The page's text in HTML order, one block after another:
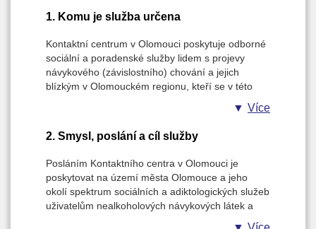
1. Komu je služba určena
Kontaktní centrum v Olomouci poskytuje odborné
sociální a poradenské služby lidem s projevy
návykového (závislostního) chování a jejich
blízkým v Olomouckém regionu, kteří se v této
souvislosti ocitli v tíživé životní situaci (psychické,
Podrobná charakteristika cílové skupiny,
uživatelé nealkoholových návykových látek;
osoby s kombinovanou závislostí;
rodiče, přátelé a příbuzní osob ohrožených
návykovým chováním.
Více
2. Smysl, poslání a cíl služby
Posláním Kontaktního centra v Olomouci je
poskytovat na území města Olomouce a jeho
okolí spektrum sociálních a adiktologických služeb
uživatelům nealkoholových návykových látek a